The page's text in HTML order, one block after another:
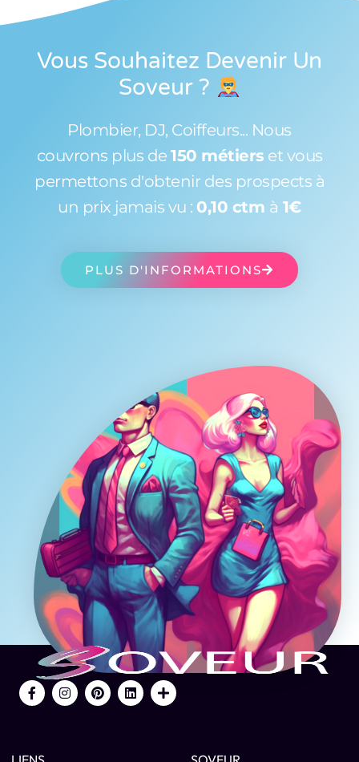
Vous Souhaitez Devenir Un
Soveur ?
Plombier, DJ, Coiffeurs... Nous
couvrons plus de 150 métiers et vous
permettons d'obtenir des prospects à
un prix jamais vu : 0,10 ctm à 1€
PLUS D'INFORMATIONS